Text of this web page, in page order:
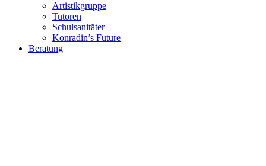
Artistikgruppe
Tutoren
Schulsanitäter
Konradin’s Future
Beratung